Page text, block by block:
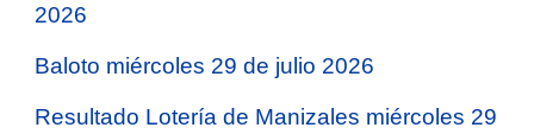
2026
Baloto miércoles 29 de julio 2026
Resultado Lotería de Manizales miércoles 29